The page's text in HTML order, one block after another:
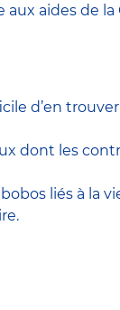
aides de la
d’en
dont les
liés à la